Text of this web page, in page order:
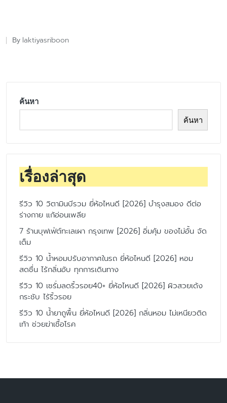
Posted
By laktiyasriboon
ค้นหา
ค้นหา
เรื่องล่าสุด
รีวิว 10 วิตามินบีรวม ยี่ห้อไหนดี [2026] บำรุงสมอง ดีต่อ
ร่างกาย แก้อ่อนเพลีย
7 ร้านบุฟเฟ่ต์ทะเลเผา กรุงเทพ [2026] อิ่มคุ้ม ของไม่อั้น จัด
เต็ม
รีวิว 10 น้ำหอมปรับอากาศในรถ ยี่ห้อไหนดี [2026] หอม
สดชื่น ไร้กลิ่นอับ ทุกการเดินทาง
รีวิว 10 เซรั่มลดริ้วรอย40+ ยี่ห้อไหนดี [2026] ผิวสวยเด้ง
กระชับ ไร้ริ้วรอย
รีวิว 10 น้ำยาถูพื้น ยี่ห้อไหนดี [2026] กลิ่นหอม ไม่เหนียวติด
เท้า ช่วยฆ่าเชื้อโรค